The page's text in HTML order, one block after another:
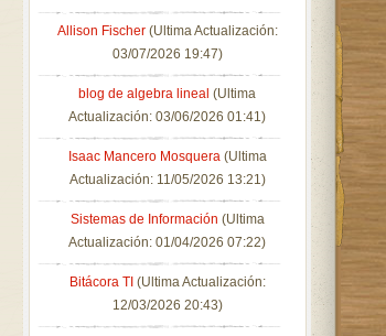
Allison Fischer(Ultima Actualización:
03/07/2026 19:47)
blog de algebra lineal (Ultima
Actualización: 03/06/2026 01:41)
Isaac Mancero Mosquera(Ultima
Actualización: 11/05/2026 13:21)
Sistemas de Información (Ultima
Actualización: 01/04/2026 07:22)
Bitácora TI (Ultima Actualización:
12/03/2026 20:43)